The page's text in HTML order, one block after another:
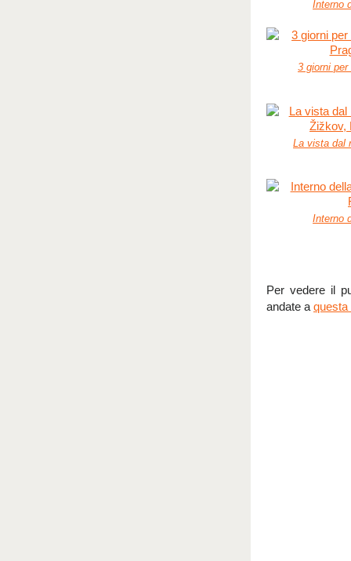
Interno
3 giorni
La vista dal
Interno
Per vedere il
andate a questa